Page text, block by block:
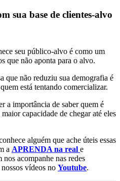
sua base de clientes-alvo
seu público-alvo é como um
que não aponta para o alvo.
que não reduziu sua demografia é
está tentando comercializar.
a importância de saber quem é
capacidade de chegar até eles
alguém que ache úteis essas
a APRENDA na real e
acompanhe nas redes
nossos vídeos no Youtube.